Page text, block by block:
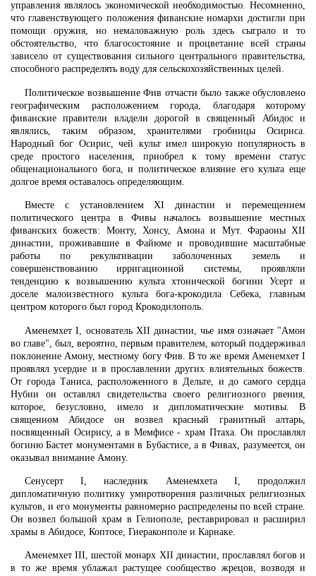
управления являлось экономической необходимостью. Несомненно,
что главенствующего положения фиванские номархи достигли при
помощи оружия, но немаловажную роль здесь сыграло и то
обстоятельство, что благосостояние и процветание всей страны
зависело от существования сильного центрального правительства,
способного распределять воду для сельскохозяйственных целей.
Политическое возвышение Фив отчасти было также обусловлено
географическим расположением города, благодаря которому
фиванские правители владели дорогой в священный Абидос и
являлись, таким образом, хранителями гробницы Осириса.
Народный бог Осирис, чей культ имел широкую популярность в
среде простого населения, приобрел к тому времени статус
общенационального бога, и политическое влияние его культа еще
долгое время оставалось определяющим.
Вместе с установлением XI династии и перемещением
политического центра в Фивы началось возвышение местных
фиванских божеств: Монту, Хонсу, Амона и Мут. Фараоны XII
династии, проживавшие в Файюме и проводившие масштабные
работы по рекультивации заболоченных земель и
совершенствованию ирригационной системы, проявляли
тенденцию к возвышению культа хтонической богини Усерт и
доселе малоизвестного культа бога-крокодила Себека, главным
центром которого был город Крокодилополь.
Аменемхет I, основатель XII династии, чье имя означает "Амон
во главе", был, вероятно, первым правителем, который поддерживал
поклонение Амону, местному богу Фив. В то же время Аменемхет I
проявлял усердие и в прославлении других влиятельных божеств.
От города Таниса, расположенного в Дельте, и до самого сердца
Нубии он оставлял свидетельства своего религиозного рвения,
которое, безусловно, имело и дипломатические мотивы. В
священном Абидосе он возвел красный гранитный алтарь,
посвященный Осирису, а в Мемфисе - храм Птаха. Он прославлял
богиню Бастет монументами в Бубастисе, а в Фивах, разумеется, он
оказывал внимание Амону.
Сенусерт I, наследник Аменемхета I, продолжил
дипломатичную политику умиротворения различных религиозных
культов, и его монументы равномерно распределены по всей стране.
Он возвел большой храм в Гелиополе, реставрировал и расширил
храмы в Абидосе, Коптосе, Гиераконполе и Карнаке.
Аменемхет III, шестой монарх XII династии, прославлял богов и
в то же время ублажал растущее сообщество жрецов, возводя и